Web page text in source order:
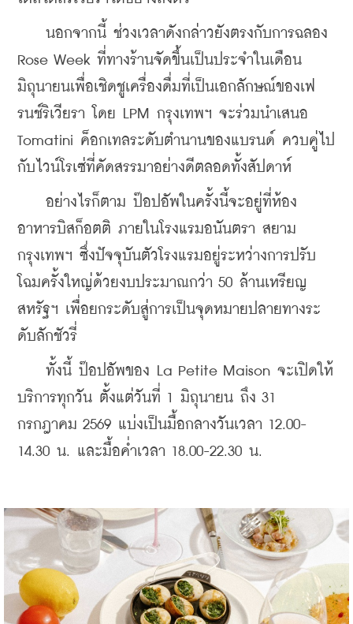
นอกจากนี้ ช่วงเวลาดังกล่าวยังตรงกับการฉลอง
Rose Week ที่ทางร้านจัดขึ้นเป็นประจำในเดือน
มิถุนายนเพื่อเชิดชูเครื่องดื่มที่เป็นเอกลักษณ์ของเฟ
รนช์ริเวียรา โดย LPM กรุงเทพฯ จะร่วมนำเสนอ
Tomatini ค็อกเทลระดับตำนานของแบรนด์ ควบคู่ไป
กับไวน์โรเซ่ที่คัดสรรมาอย่างดีตลอดทั้งสัปดาห์
อย่างไรก็ตาม ป๊อปอัพในครั้งนี้จะอยู่ที่ห้อง
อาหารบิสก็อตติ ภายในโรงแรมอนันตรา สยาม
กรุงเทพฯ ซึ่งปัจจุบันตัวโรงแรมอยู่ระหว่างการปรับ
โฉมครั้งใหญ่ด้วยงบประมาณกว่า 50 ล้านเหรียญ
สหรัฐฯ เพื่อยกระดับสู่การเป็นจุดหมายปลายทางระ
ดับลักชัวรี่
ทั้งนี้ ป๊อปอัพของ La Petite Maison จะเปิดให้
บริการทุกวัน ตั้งแต่วันที่ 1 มิถุนายน ถึง 31
กรกฎาคม 2569 แบ่งเป็นมื้อกลางวันเวลา 12.00-
14.30 น. และมื้อค่ำเวลา 18.00-22.30 น.